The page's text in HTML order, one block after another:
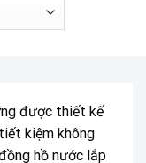
được thiết kế
kiệm không
hồ nước lắp